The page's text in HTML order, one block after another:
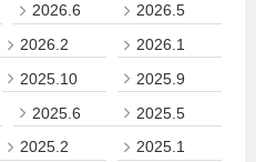
2026.6
2026.5
2026.2
2026.1
2025.10
2025.9
2025.6
2025.5
2025.2
2025.1